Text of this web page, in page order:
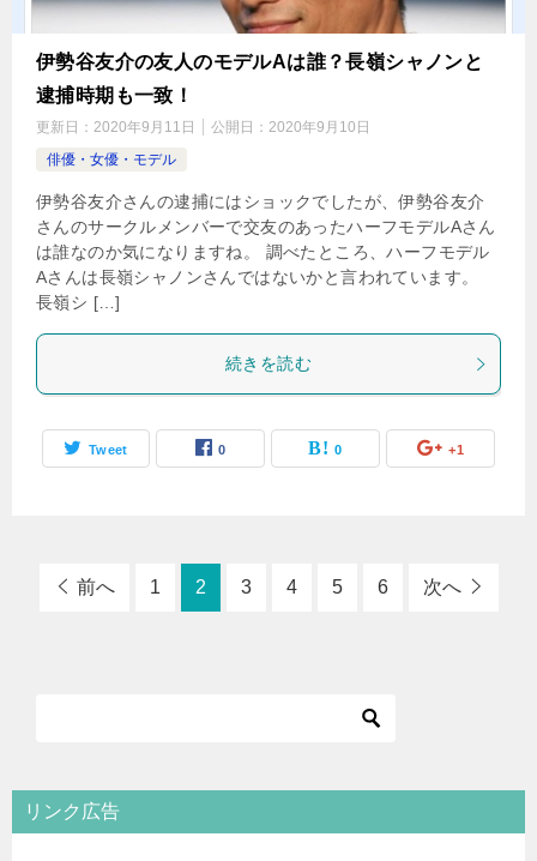
伊勢谷友介の友人のモデルAは誰？長嶺シャノンと
逮捕時期も一致！
更新日： 2020年9月11日 公開日： 2020年9月10日
俳優・女優・モデル
伊勢谷友介さんの逮捕にはショックでしたが、伊勢谷友介
さんのサークルメンバーで交友のあったハーフモデルAさん
は誰なのか気になりますね。 調べたところ、ハーフモデル
Aさんは長嶺シャノンさんではないかと言われています。
長嶺シ […]
続きを読む
Tweet 0 0 +1
前へ 1 2 3 4 5 6 次へ
リンク広告